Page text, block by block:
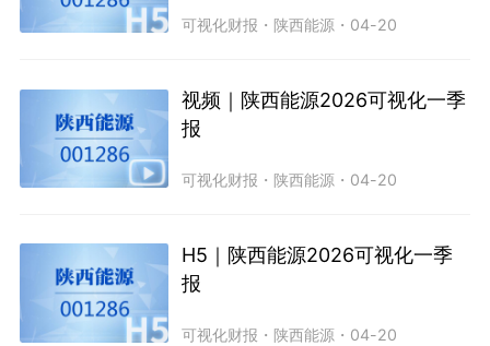
可视化财报 ・ 陕西能源 ・ 04-20
视频｜陕西能源2026可视化一季
报
可视化财报 ・ 陕西能源 ・ 04-20
H5｜陕西能源2026可视化一季
报
可视化财报 ・ 陕西能源 ・ 04-20